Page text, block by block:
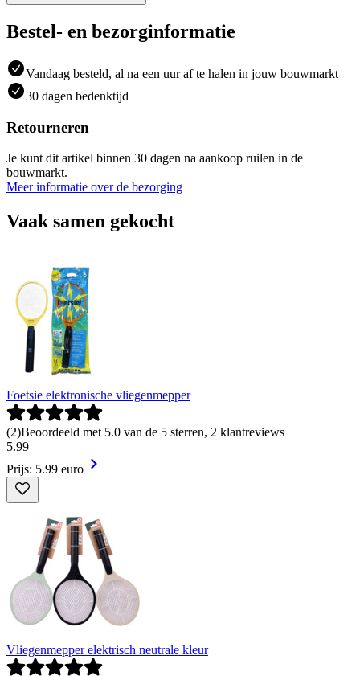
Bestel- en bezorginformatie
Vandaag besteld, al na een uur af te halen in jouw bouwmarkt
30 dagen bedenktijd
Retourneren
Je kunt dit artikel binnen 30 dagen na aankoop ruilen in de
bouwmarkt.
Meer informatie over de bezorging
Vaak samen gekocht
Foetsie elektronische vliegenmepper
(2)Beoordeeld met 5.0 van de 5 sterren, 2 klantreviews
5.99
Prijs: 5.99 euro
Vliegenmepper elektrisch neutrale kleur